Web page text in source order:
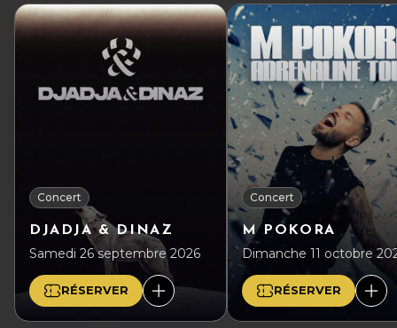
Concert
DJADJA & DINAZ
Samedi 26 septembre 2026
RÉSERVER
Concert
M POKORA
Dimanche 11 octobre
RÉSERVER